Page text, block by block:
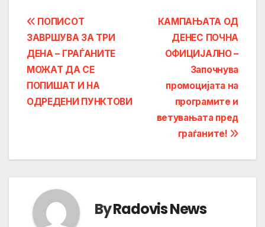
Post
navigation
КАМПАЊАТА ОД
ДЕНЕС ПОЧНА
ОФИЦИЈАЛНО –
Започнува
промоцијата на
програмите и
ветувањата пред
граѓаните!
ПОПИСОТ
ЗАВРШУВА ЗА ТРИ
ДЕНА – ГРАЃАНИТЕ
МОЖАТ ДА СЕ
ПОПИШАТ И НА
ОДРЕДЕНИ ПУНКТОВИ
ByRadovis News